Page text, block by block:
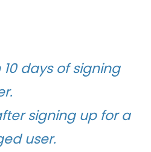
days of signing
signing up for a
user.